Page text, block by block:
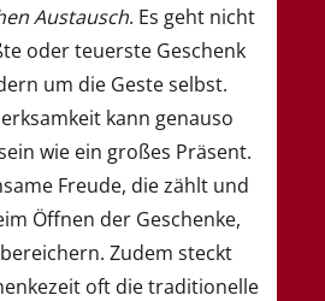
Austausch. Es geht nicht
oder teuerste Geschenk
um die Geste selbst.
kann genauso
wie ein großes Präsent.
Freude, die zählt und
Öffnen der Geschenke,
Zudem steckt
oft die traditionelle